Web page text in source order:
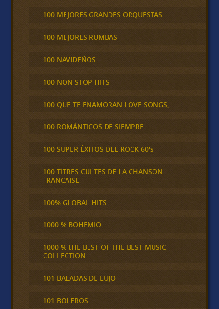
100 MEJORES GRANDES ORQUESTAS
100 MEJORES RUMBAS
100 NAVIDEÑOS
100 NON STOP HITS
100 QUE TE ENAMORAN LOVE SONGS,
100 ROMÁNTICOS DE SIEMPRE
100 SUPER ÉXITOS DEL ROCK 60's
100 TITRES CULTES DE LA CHANSON
FRANCAISE
100% GLOBAL HITS
1000 % BOHEMIO
1000 % tHE BEST OF THE BEST MUSIC
COLLECTION
101 BALADAS DE LUJO
101 BOLEROS